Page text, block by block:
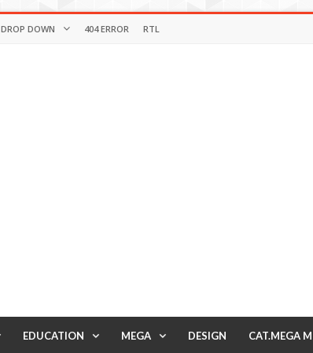
DROP DOWN 404 ERROR RTL
EDUCATION MEGA DESIGN CAT.MEGA